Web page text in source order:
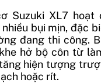
Suzuki XL7 hoạt
bụi mịn, đặc
đang thi công.
hở bộ côn từ
hiện tượng
hoặc rít.